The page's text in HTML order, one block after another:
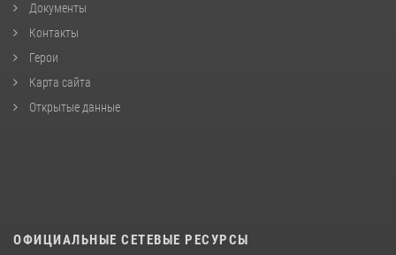
Документы
Контакты
Герои
Карта сайта
Открытые данные
ОФИЦИАЛЬНЫЕ СЕТЕВЫЕ РЕСУРСЫ